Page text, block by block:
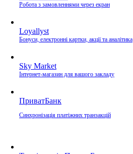
Робота з замовленнями через екран
Loyallyst
Бонуси, електронні картки, акції та аналітика
Sky Market
Інтернет-магазин для вашого закладу
ПриватБанк
Синхронізація платіжних транзакцій